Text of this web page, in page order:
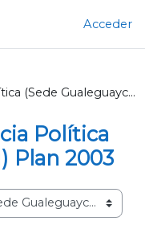
Acceder
Licenciatura en Ciencia Política (Sede Gualeguaychú) Plan 2003
Política
Plan 2003